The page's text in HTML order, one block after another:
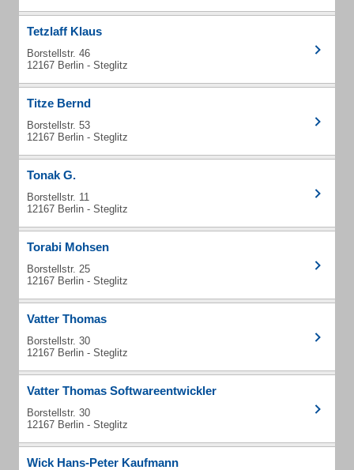
Tetzlaff Klaus
Borstellstr. 46
12167 Berlin - Steglitz
Titze Bernd
Borstellstr. 53
12167 Berlin - Steglitz
Tonak G.
Borstellstr. 11
12167 Berlin - Steglitz
Torabi Mohsen
Borstellstr. 25
12167 Berlin - Steglitz
Vatter Thomas
Borstellstr. 30
12167 Berlin - Steglitz
Vatter Thomas Softwareentwickler
Borstellstr. 30
12167 Berlin - Steglitz
Wick Hans-Peter Kaufmann